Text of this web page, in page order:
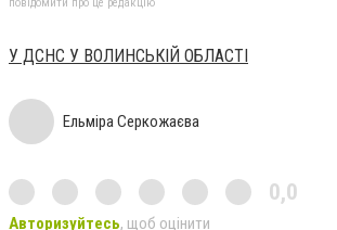
У ДСНС У ВОЛИНСЬКІЙ ОБЛАСТІ
Ельміра Серкожаєва
0,0
Авторизуйтесь, щоб оцінити